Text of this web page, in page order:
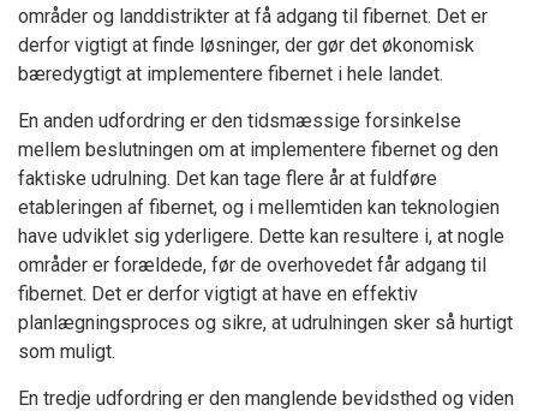
områder og landdistrikter at få adgang til fibernet. Det er
derfor vigtigt at finde løsninger, der gør det økonomisk
bæredygtigt at implementere fibernet i hele landet.
En anden udfordring er den tidsmæssige forsinkelse
mellem beslutningen om at implementere fibernet og den
faktiske udrulning. Det kan tage flere år at fuldføre
etableringen af fibernet, og i mellemtiden kan teknologien
have udviklet sig yderligere. Dette kan resultere i, at nogle
områder er forældede, før de overhovedet får adgang til
fibernet. Det er derfor vigtigt at have en effektiv
planlægningsproces og sikre, at udrulningen sker så hurtigt
som muligt.
En tredje udfordring er den manglende bevidsthed og viden